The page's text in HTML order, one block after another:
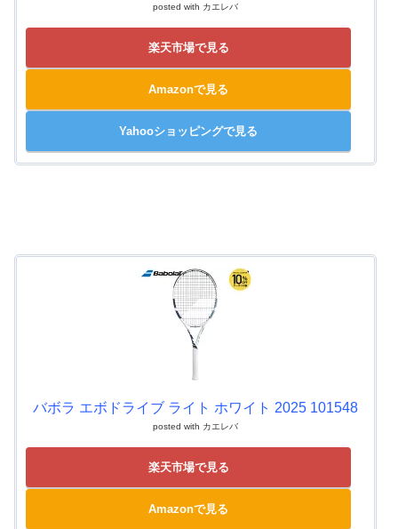
posted with カエレバ
楽天市場で見る
Amazonで見る
Yahooショッピングで見る
バボラ エボドライブ ライト ホワイト 2025 101548
posted with カエレバ
楽天市場で見る
Amazonで見る